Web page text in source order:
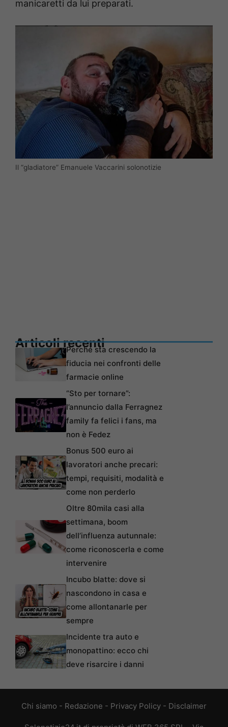
manicaretti da lui preparati.
Il “gladiatore” Emanuele Vaccarini solonotizie
Articoli recentiPerché sta crescendo la
fiducia nei confronti delle
farmacie online
“Sto per tornare”:
l’annuncio dalla Ferragnez
family fa felici i fans, ma
non è Fedez
Bonus 500 euro ai
lavoratori anche precari:
tempi, requisiti, modalità e
come non perderlo
Oltre 80mila casi alla
settimana, boom
dell’influenza autunnale:
come riconoscerla e come
intervenire
Incubo blatte: dove si
nascondono in casa e
come allontanarle per
sempre
Incidente tra auto e
monopattino: ecco chi
deve risarcire i danni
Chi siamo - Redazione - Privacy Policy - Disclaimer